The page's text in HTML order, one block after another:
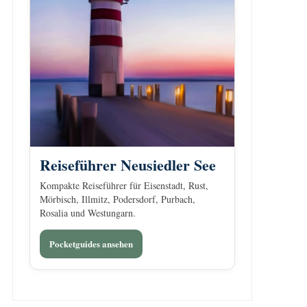
Reiseführer Neusiedler See
Kompakte Reiseführer für Eisenstadt, Rust,
Mörbisch, Illmitz, Podersdorf, Purbach,
Rosalia und Westungarn.
Pocketguides ansehen